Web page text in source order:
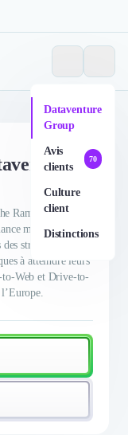
Dataventure
Group
Avis
clients
70
Culture
client
Distinctions
Ramp, experts en
marketing, et
stratégies de
à atteindre leurs
to-Web et Drive-to-